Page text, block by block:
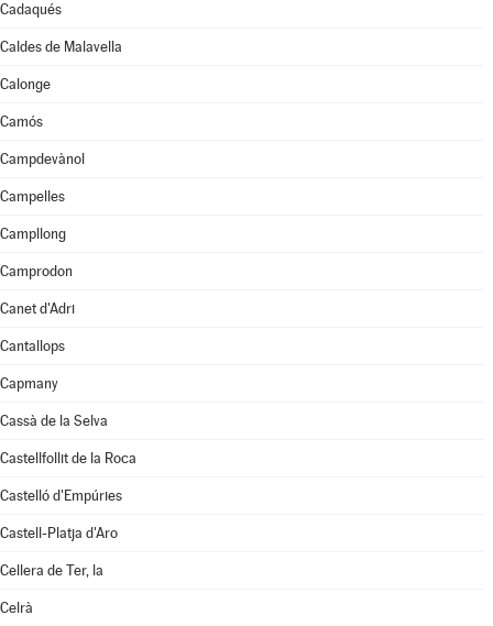
Cadaqués
Caldes de Malavella
Calonge
Camós
Campdevànol
Campelles
Campllong
Camprodon
Canet d'Adri
Cantallops
Capmany
Cassà de la Selva
Castellfollit de la Roca
Castelló d'Empúries
Castell-Platja d'Aro
Cellera de Ter, la
Celrà